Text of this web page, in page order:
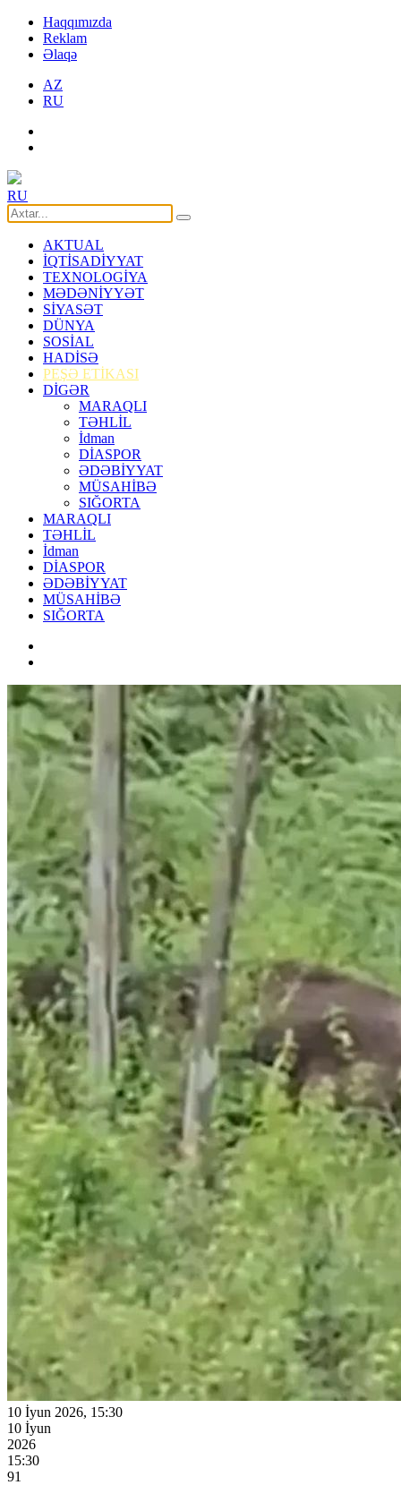
Haqqımızda
Reklam
Əlaqə
AZ
RU
RU
AKTUAL
İQTİSADİYYAT
TEXNOLOGİYA
MƏDƏNİYYƏT
SİYASƏT
DÜNYA
SOSİAL
HADİSƏ
PEŞƏ ETİKASI
DİGƏR
MARAQLI
TƏHLİL
İdman
DİASPOR
ƏDƏBİYYAT
MÜSAHİBƏ
SIĞORTA
MARAQLI
TƏHLİL
İdman
DİASPOR
ƏDƏBİYYAT
MÜSAHİBƏ
SIĞORTA
10 İyun 2026, 15:30
10 İyun
2026
15:30
91